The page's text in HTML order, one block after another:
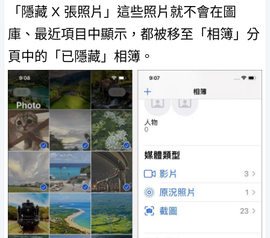
「隱藏 X 張照片」這些照片就不會在圖
庫、最近項目中顯示，都被移至「相簿」分
頁中的「已隱藏」相簿。